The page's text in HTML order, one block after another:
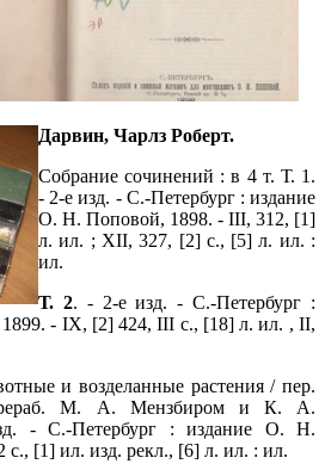
Дарвин, Чарлз Роберт.
Собрание сочинений : в 4 т. Т. 1.
- 2-е изд. - С.-Петербург : издание
О. Н. Поповой, 1898. - III, 312, [1]
л. ил. ; XII, 327, [2] с., [5] л. ил. :
ил.
Т. 2. - 2-е изд. - С.-Петербург :
- IX, [2] 424, III с., [18] л. ил. , II,
и возделанные растения / пер.
М. А. Мензбиром и К. А.
- С.-Петербург : издание О. Н.
[1] ил. изд. рекл., [6] л. ил. : ил.